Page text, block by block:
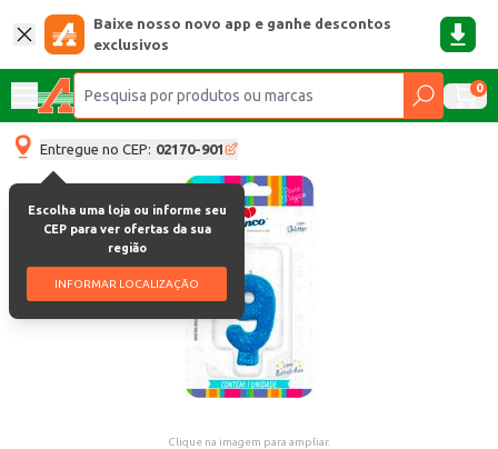
Baixe nosso novo app e ganhe descontos
exclusivos
0
Entregue no CEP: 02170-901
Escolha uma loja ou informe seu
CEP para ver ofertas da sua
região
INFORMAR LOCALIZAÇÃO
Clique na imagem para ampliar.